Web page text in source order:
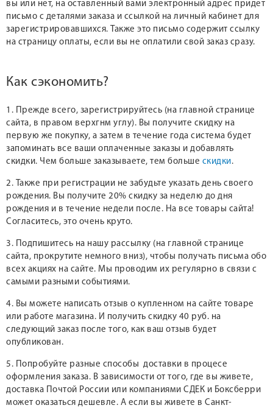
вы или нет, на оставленный вами электронный адрес придет
письмо с деталями заказа и ссылкой на личный кабинет для
зарегистрировавшихся. Также это письмо содержит ссылку
на страницу оплаты, если вы не оплатили свой заказ сразу.
Как сэкономить?
1. Прежде всего, зарегистрируйтесь (на главной странице
сайта, в правом верхгнм углу). Вы получите скидку на
первую же покупку, а затем в течение года система будет
запоминать все ваши оплаченные заказы и добавлять
скидки. Чем больше заказываете, тем больше скидки.
2. Также при регистрации не забудьте указать день своего
рождения. Вы получите 20% скидку за неделю до дня
рождения и в течение недели после. На все товары сайта!
Согласитесь, это очень круто.
3. Подпишитесь на нашу рассылку (на главной странице
сайта, прокрутите немного вниз), чтобы получать письма обо
всех акциях на сайте. Мы проводим их регулярно в связи с
самыми разными событиями.
4. Вы можете написать отзыв о купленном на сайте товаре
или работе магазина. И получить скидку 40 руб. на
следующий заказ после того, как ваш отзыв будет
опубликован.
5. Попробуйте разные способы доставки в процесе
оформления заказа. В зависимости от того, где вы живете,
доставка Почтой России или компаниями СДЕК и Боксберри
может оказаться дешевле. А если вы живете в Санкт-